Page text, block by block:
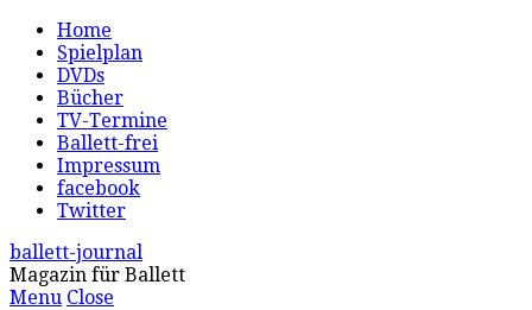
Home
Spielplan
DVDs
Bücher
TV-Termine
Ballett-frei
Impressum
facebook
Twitter
ballett-journal
Magazin für Ballett
Menu Close